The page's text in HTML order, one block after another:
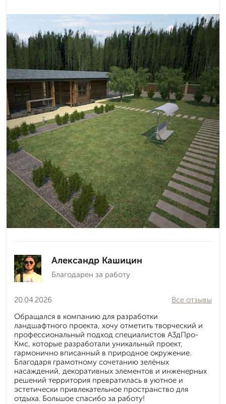
Александр Кашицин
Благодарен за работу
20.04.2026
Все отзывы
Обращался в компанию для разработки
ландшафтного проекта, хочу отметить творческий и
профессиональный подход специалистов А3дПро-
Кмс, которые разработали уникальный проект,
гармонично вписанный в природное окружение.
Благодаря грамотному сочетанию зелёных
насаждений, декоративных элементов и инженерных
решений территория превратилась в уютное и
эстетически привлекательное пространство для
отдыха. Большое спасибо за работу!